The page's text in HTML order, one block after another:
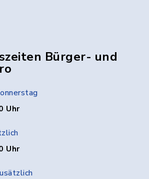
Bürger- und
Uhr
Uhr